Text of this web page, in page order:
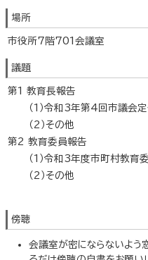
場所
市役所7階701会議室
議題
第1 教育長報告
（1）令和3年第4回市議会定
（2）その他
第2 教育委員報告
（1）令和3年度市町村教育委
（2）その他
傍聴
会議室が密にならないよう